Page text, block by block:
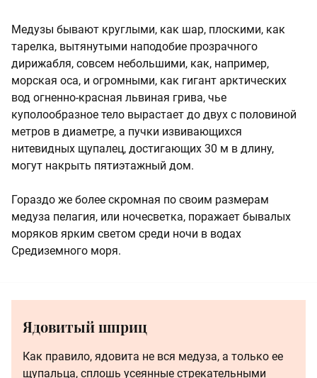
Медузы бывают круглыми, как шар, плоскими, как
тарелка, вытянутыми наподобие прозрачного
дирижабля, совсем небольшими, как, например,
морская оса, и огромными, как гигант арктических
вод огненно-красная львиная грива, чье
куполообразное тело вырастает до двух с половиной
метров в диаметре, а пучки извивающихся
нитевидных щупалец, достигающих 30 м в длину,
могут накрыть пятиэтажный дом.
Гораздо же более скромная по своим размерам
медуза пелагия, или ночесветка, поражает бывалых
моряков ярким светом среди ночи в водах
Средиземного моря.
Ядовитый шприц
Как правило, ядовита не вся медуза, а только ее
щупальца, сплошь усеянные стрекательными